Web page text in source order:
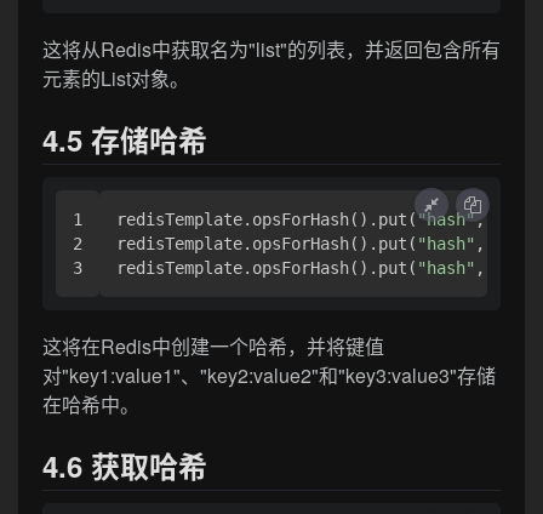
这将从Redis中获取名为"list"的列表，并返回包含所有
元素的List对象。
4.5 存储哈希
1
2
redisTemplate.opsForHash().put("hash",
redisTemplate.opsForHash().put( "hash" ,
redisTemplate.opsForHash().put( "hash" ,
这将在Redis中创建一个哈希，并将键值
对"key1:value1"、"key2:value2"和"key3:value3"存储
在哈希中。
4.6 获取哈希